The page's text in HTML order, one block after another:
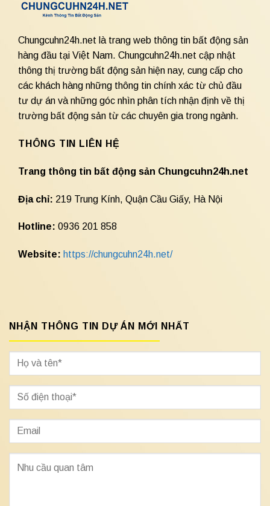
Chungcuhn24h.net là trang web thông tin bất động sản
hàng đầu tại Việt Nam. Chungcuhn24h.net cập nhật
thông thị trường bất động sản hiện nay, cung cấp cho
các khách hàng những thông tin chính xác từ chủ đầu
tư dự án và những góc nhìn phân tích nhận định về thị
trường bất động sản từ các chuyên gia trong ngành.
THÔNG TIN LIÊN HỆ
Trang thông tin bất động sản Chungcuhn24h.net
Địa chỉ: 219 Trung Kính, Quận Cầu Giấy, Hà Nội
Hotline: 0936 201 858
Website: https://chungcuhn24h.net/
NHẬN THÔNG TIN DỰ ÁN MỚI NHẤT